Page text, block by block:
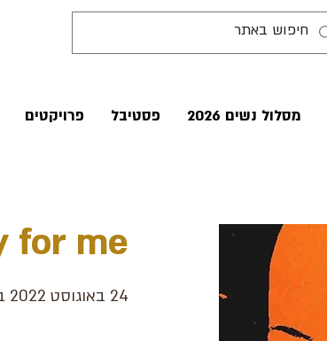
מסלול נשים 2026 פסטיבל פרויקטים
for me
24 באוגוסט 2022 בשעה 18:00:00